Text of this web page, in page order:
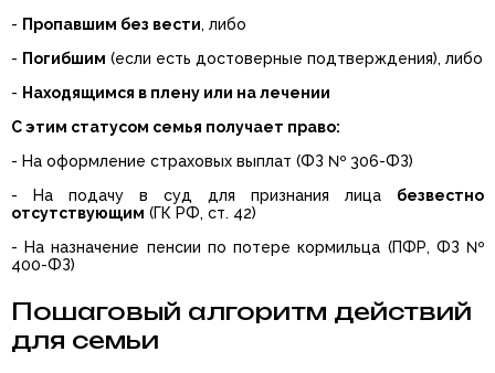
- Пропавшим без вести, либо
- Погибшим (если есть достоверные подтверждения), либо
- Находящимся в плену или на лечении
С этим статусом семья получает право:
- На оформление страховых выплат (ФЗ № 306-ФЗ)
- На подачу в суд для признания лица безвестно
отсутствующим (ГК РФ, ст. 42)
- На назначение пенсии по потере кормильца (ПФР, ФЗ №
400-ФЗ)
Пошаговый алгоритм действий
для семьи